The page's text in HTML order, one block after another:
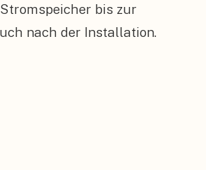
bis zur
nach der Installation.